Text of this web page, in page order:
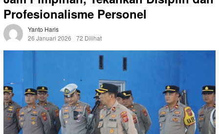
Profesionalisme Personel
Yanto Haris
26 Januari 2026
72 Dilihat